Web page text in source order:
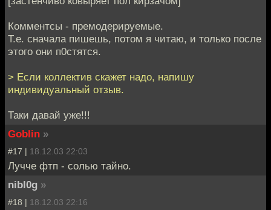
Комментсы - премодерируемые.
Т.е. сначала пишешь, потом я читаю, и только после
этого они п0стятся.
> Если коллектив скажет надо, напишу
индивидуальный отзыв.
Таки давай уже!!!
Goblin »
#17 | 18.12.03 22:03
Лучче фтп - солью тайно.
nibl0g »
#18 | 18.12.03 22:16